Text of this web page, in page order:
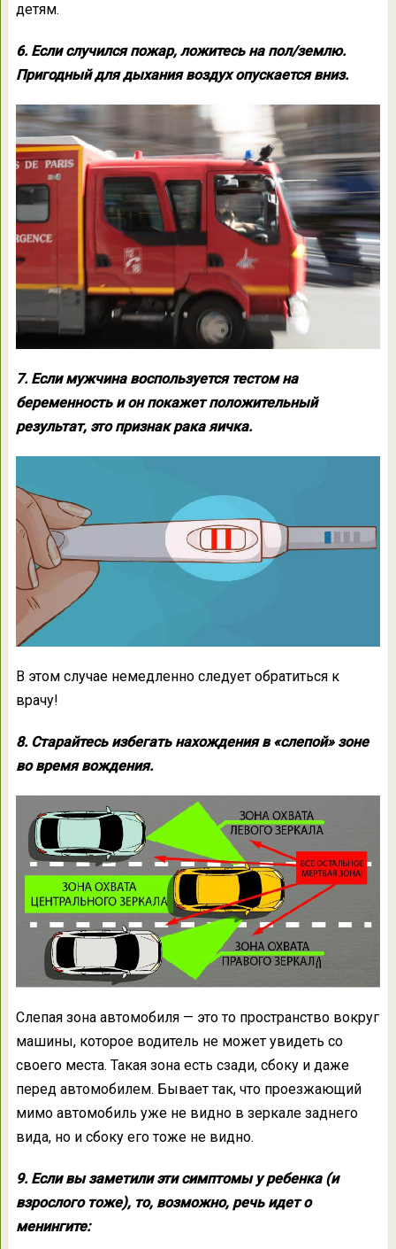
детям.
6. Если случился пожар, ложитесь на пол/землю.
Пригодный для дыхания воздух опускается вниз.
7. Если мужчина воспользуется тестом на
беременность и он покажет положительный
результат, это признак рака яичка.
В этом случае немедленно следует обратиться к
врачу!
8. Старайтесь избегать нахождения в «слепой» зоне
во время вождения.
Слепая зона автомобиля — это то пространство вокруг
машины, которое водитель не может увидеть со
своего места. Такая зона есть сзади, сбоку и даже
перед автомобилем. Бывает так, что проезжающий
мимо автомобиль уже не видно в зеркале заднего
вида, но и сбоку его тоже не видно.
9. Если вы заметили эти симптомы у ребенка (и
взрослого тоже), то, возможно, речь идет о
менингите: